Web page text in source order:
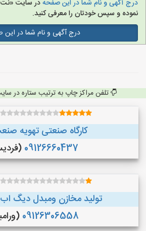
درج آگهی و نام شما در این صفحهدر سایت «نت
نموده و سپس خودتان را معرفی کنید.
درج آگهی و نام شما در
تلفن مراکز چاپ به ترتیب ستاره در
کارگاه صنعتی تهویه
09126660437
تولید مخازن ومبدل دیگ اب
09126306558